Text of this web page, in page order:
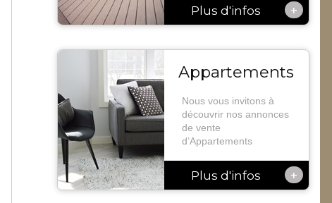
Plus d'infos +
Appartements
Nous vous invitons à
découvrir nos annonces
de vente
d’Appartements
Plus d'infos +